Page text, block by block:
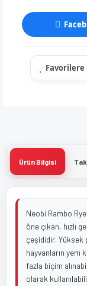
Ürün Bilgisi
Neobi Rambo
öne çıkan, hızlı
çeşididir. Yüksek
hayvanların yem
fazla biçim
olarak